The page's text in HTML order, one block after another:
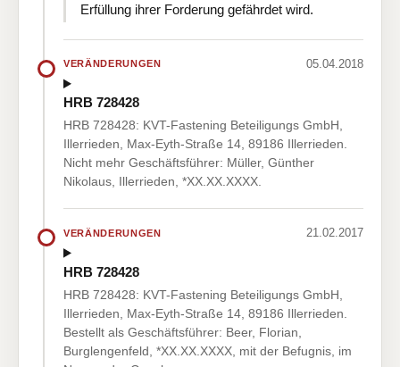
Erfüllung ihrer Forderung gefährdet wird.
VERÄNDERUNGEN 05.04.2018
HRB 728428
HRB 728428: KVT-Fastening Beteiligungs GmbH,
Illerrieden, Max-Eyth-Straße 14, 89186 Illerrieden.
Nicht mehr Geschäftsführer: Müller, Günther
Nikolaus, Illerrieden, *XX.XX.XXXX.
VERÄNDERUNGEN 21.02.2017
HRB 728428
HRB 728428: KVT-Fastening Beteiligungs GmbH,
Illerrieden, Max-Eyth-Straße 14, 89186 Illerrieden.
Bestellt als Geschäftsführer: Beer, Florian,
Burglengenfeld, *XX.XX.XXXX, mit der Befugnis, im